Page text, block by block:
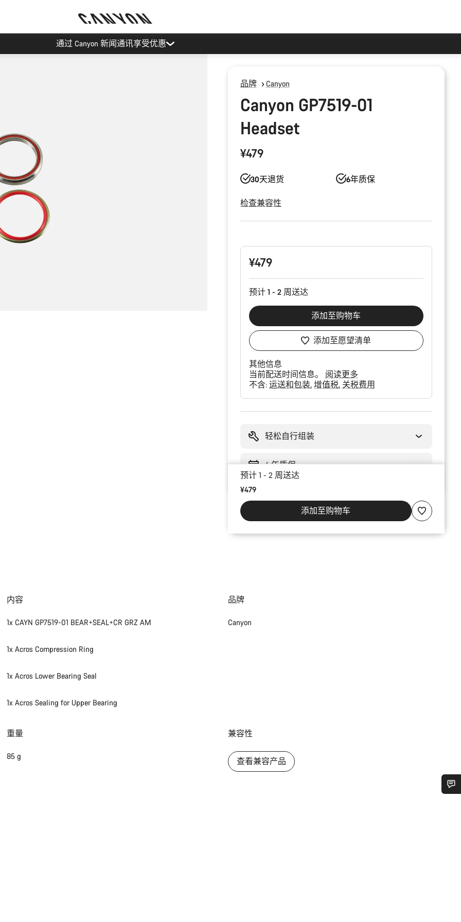
通过 Canyon 新闻通讯享受优惠
品牌 Canyon
Canyon GP7519-01
Headset
¥479
30天退货 6年质保
检查兼容性
配
¥479
预计 1 - 2 周送达
添加至购物车
添加至愿望清单
其他信息
当前配送时间信息。 阅读更多
不含: 运送和包装 增值税 关税费用
轻松自行组装
6 年质保
预计 1 - 2 周送达
¥479
添加至购物车
内容
1x CAYN GP7519-01 BEAR+SEAL+CR GRZ AM
1x Acros Compression Ring
1x Acros Lower Bearing Seal
1x Acros Sealing for Upper Bearing
品牌
Canyon
重量
85 g
兼容性
查看兼容产品